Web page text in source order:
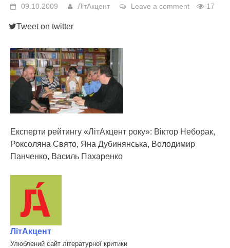
09.10.2009 ЛітАкцент Leave a comment 17
Tweet on twitter
Експерти рейтингу «ЛітАкцент року»: Віктор Неборак,
Роксоляна Свято, Яна Дубинянська, Володимир
Панченко, Василь Пахаренко
ЛітАкцент
Улюблений сайт літературної критики